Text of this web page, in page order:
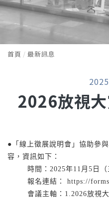
首頁 最新訊息
2026放視
●「線上徵展說明會」協助參
容，資訊如下：
時間：2025年11月5日
報名連結： https://
會議主軸： 1.2026放視